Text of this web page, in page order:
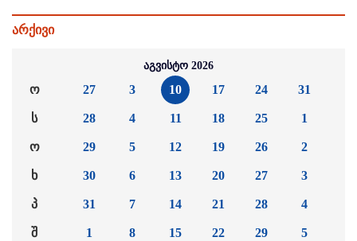
არქივი
აგვისტო 2026
ო
ს
ო
ხ
პ
შ
27
28
29
30
31
1
3
4
5
6
7
8
10
11
12
13
14
15
17
18
19
20
21
22
24
25
26
27
28
29
31
1
2
3
4
5